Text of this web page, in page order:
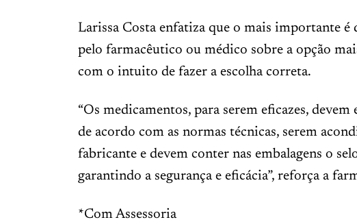
Larissa Costa enfatiza que o mais importante é
pelo farmacêutico ou médico sobre a opção
com o intuito de fazer a escolha correta.
“Os medicamentos, para serem eficazes,
de acordo com as normas técnicas, serem
fabricante e devem conter nas embalagens o
garantindo a segurança e eficácia”, reforça a
*Com Assessoria